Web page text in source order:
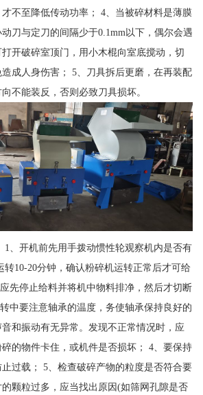
不至降低传动功率； 4、当被碎材料是薄膜
刀与定刀的间隔少于0.1mm以下，偶尔会遇
开破碎室顶门，用小木棍向室底搅动，切
成人身伤害； 5、刀具拆后更磨，在再装配
不能装反，否则必致刀具损坏。
1、开机前先用手拨动惯性轮观察机内是否有
转10-20分钟，确认粉碎机运转正常后才可给
先停止给料并将机中物料排净，然后才切断
中要注意轴承的温度，务使轴承保持良好的
和振动有无异常。发现不正常情况时，应
的物件卡住，或机件是否损坏； 4、要保持
过载； 5、检查破碎产物的粒度是否符合要
颗粒过多，应当找出原因(如筛网孔隙是否